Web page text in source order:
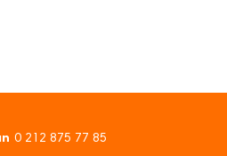
0 212 875 77 85